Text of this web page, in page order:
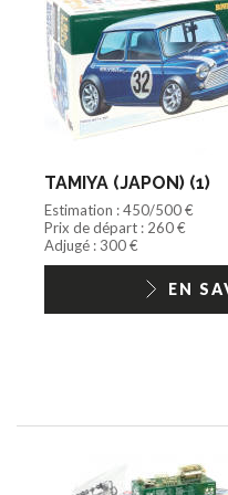
TAMIYA (JAPON) (1)
Estimation : 450/500 €
Prix de départ : 260 €
Adjugé : 300 €
EN